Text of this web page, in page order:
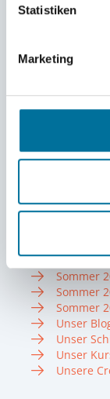
Statistiken
Marketing
Auf den Fotos
Die Stimmung
Törn
Törn
Sommer
Sommer
Sommer
Unser
Unser
Unser
Unsere